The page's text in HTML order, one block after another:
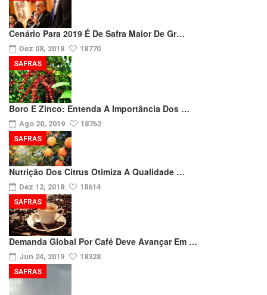
Cenário Para 2019 É De Safra Maior De Gr…
Dez 08, 2018 18770
Boro E Zinco: Entenda A Importância Dos …
Ago 20, 2019 18762
SAFRAS
Nutrição Dos Citrus Otimiza A Qualidade …
Dez 12, 2018 18614
SAFRAS
Demanda Global Por Café Deve Avançar Em …
Jun 24, 2019 18328
SAFRAS
SAFRAS